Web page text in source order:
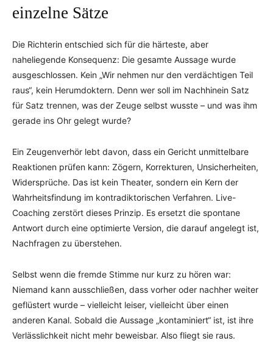
einzelne Sätze
Die Richterin entschied sich für die härteste, aber
naheliegende Konsequenz: Die gesamte Aussage wurde
ausgeschlossen. Kein „Wir nehmen nur den verdächtigen Teil
raus“, kein Herumdoktern. Denn wer soll im Nachhinein Satz
für Satz trennen, was der Zeuge selbst wusste – und was ihm
gerade ins Ohr gelegt wurde?
Ein Zeugenverhör lebt davon, dass ein Gericht unmittelbare
Reaktionen prüfen kann: Zögern, Korrekturen, Unsicherheiten,
Widersprüche. Das ist kein Theater, sondern ein Kern der
Wahrheitsfindung im kontradiktorischen Verfahren. Live-
Coaching zerstört dieses Prinzip. Es ersetzt die spontane
Antwort durch eine optimierte Version, die darauf angelegt ist,
Nachfragen zu überstehen.
Selbst wenn die fremde Stimme nur kurz zu hören war:
Niemand kann ausschließen, dass vorher oder nachher weiter
geflüstert wurde – vielleicht leiser, vielleicht über einen
anderen Kanal. Sobald die Aussage „kontaminiert“ ist, ist ihre
Verlässlichkeit nicht mehr beweisbar. Also fliegt sie raus.